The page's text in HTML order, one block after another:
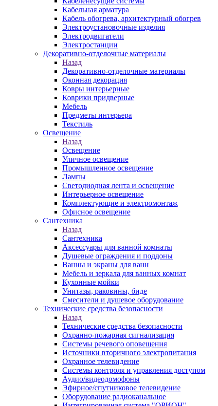
Кабельная арматура
Кабель обогрева, архитектурный обогрев
Электроустановочные изделия
Электродвигатели
Электростанции
Декоративно-отделочные материалы
Назад
Декоративно-отделочные материалы
Оконная декорация
Ковры интерьерные
Коврики придверные
Мебель
Предметы интерьера
Текстиль
Освещение
Назад
Освещение
Уличное освещение
Промышленное освещение
Лампы
Светодиодная лента и освещение
Интерьерное освещение
Комплектующие и электромонтаж
Офисное освещение
Сантехника
Назад
Сантехника
Аксессуары для ванной комнаты
Душевые ограждения и поддоны
Ванны и экраны для ванн
Мебель и зеркала для ванных комнат
Кухонные мойки
Унитазы, раковины, биде
Смесители и душевое оборудование
Технические средства безопасности
Назад
Технические средства безопасности
Охранно-пожарная сигнализация
Системы речевого оповещения
Источники вторичного электропитания
Охранное телевидение
Системы контроля и управления доступом
Аудио/видеодомофоны
Эфирное/спутниковое телевидение
Оборудование радиоканальное